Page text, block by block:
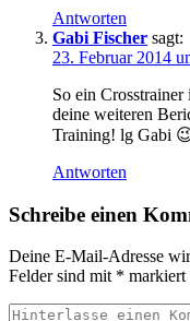
Antworten
Gabi Fischer sagt:
23. Februar 2014
So ein
deine weiteren
Training! lg Gabi
Antworten
Schreibe einen
Deine E-Mail-Adresse
Felder sind mit * markiert